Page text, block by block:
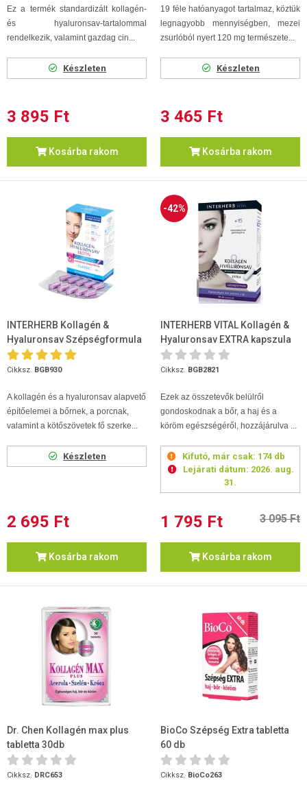
Ez a termék standardizált kollagén-
és hyaluronsav-tartalommal
rendelkezik, valamint gazdag cin...
Készleten
3 895 Ft
Kosárba rakom
19 féle hatóanyagot tartalmaz, köztük
legnagyobb mennyiségben, mezei
zsurlóból nyert 120 mg természete...
Készleten
3 465 Ft
Kosárba rakom
INTERHERB Kollagén &
Hyaluronsav Szépségformula
Classic kapszula 30db
Cikksz. BGB930
A kollagén és a hyaluronsav alapvető
építőelemei a bőrnek, a porcnak,
valamint a kötőszövetek fő szerke...
Készleten
2 695 Ft
Kosárba rakom
-42%
INTERHERB VITAL Kollagén &
Hyaluronsav EXTRA kapszula
30db
Cikksz. BGB2821
Ezek az összetevők belülről
gondoskodnak a bőr, a haj és a
köröm egészségéről, hozzájárulva ...
Kifutó, már csak: 174 db
Lejárati dátum: 2026. aug.
31.
1 795 Ft 3 095 Ft
Kosárba rakom
Dr. Chen Kollagén max plus
tabletta 30db
Cikksz. DRC653
BioCo Szépség Extra tabletta
60 db
Cikksz. BioCo263